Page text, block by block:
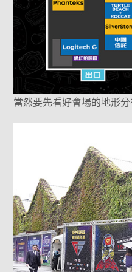
當然要先看好會場的地形